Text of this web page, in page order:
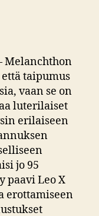
Melanchthon
taipumus
vaan se on
luterilaiset
erilaiseen
jo 95
paavi Leo X
erottamiseen